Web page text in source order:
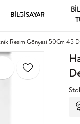
BİLGİSAYAR
Resim Gönyesi 50Cm 45